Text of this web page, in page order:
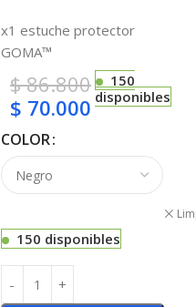
x1 estuche protector
GOMA™
$86.800
$ 70.000
150
disponibles
COLOR
150 disponibles